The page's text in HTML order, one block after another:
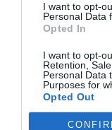
I want to opt-
Personal Data
Opted In
I want to opt-
Retention,
Personal Data
Purposes for
Opted Out
oportunitats
centrat en
finançament
sector Salut.